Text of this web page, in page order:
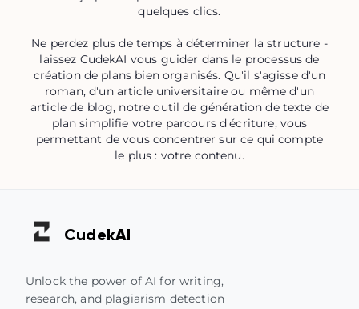
quelques clics.
Ne perdez plus de temps à déterminer la structure -
laissez CudekAI vous guider dans le processus de
création de plans bien organisés. Qu'il s'agisse d'un
roman, d'un article universitaire ou même d'un
article de blog, notre outil de génération de texte de
plan simplifie votre parcours d'écriture, vous
permettant de vous concentrer sur ce qui compte
le plus : votre contenu.
CudekAI
Unlock the power of AI for writing,
research, and plagiarism detection